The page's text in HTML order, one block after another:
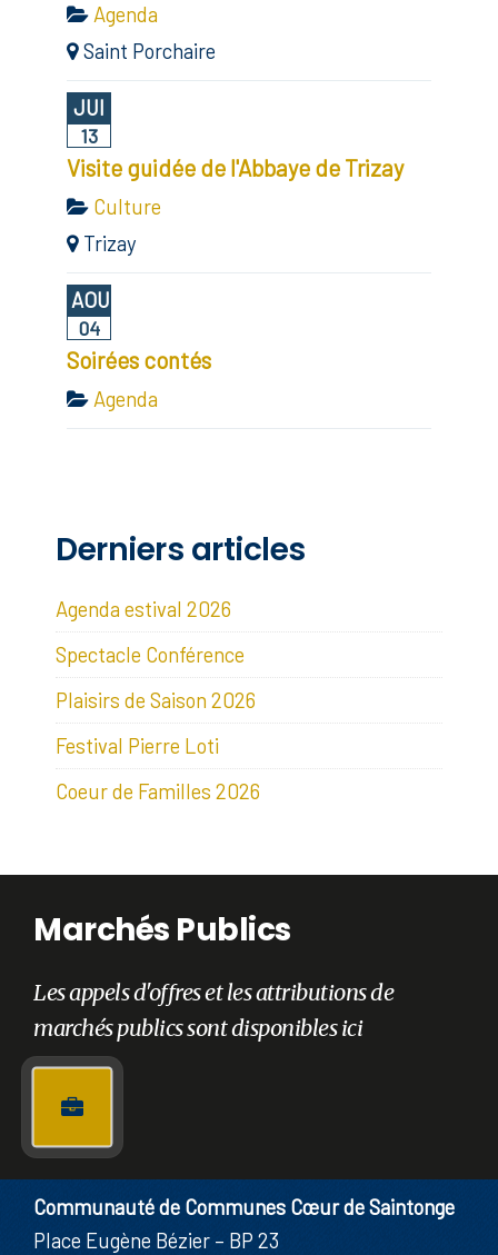
Agenda
Saint Porchaire
JUI
13
Visite guidée de l'Abbaye de Trizay
Culture
Trizay
AOU
04
Soirées contés
Agenda
Derniers articles
Agenda estival 2026
Spectacle Conférence
Plaisirs de Saison 2026
Festival Pierre Loti
Coeur de Familles 2026
Marchés Publics
Les appels d'offres et les attributions de
marchés publics sont disponibles ici
Communauté de Communes Cœur de Saintonge
Place Eugène Bézier – BP 23